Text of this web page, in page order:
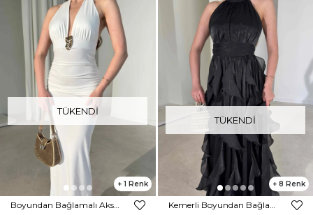
TÜKENDI
1
Boyundan Bağlamalı Aksesuarlı Beyaz Zander Kadın Elbise 26Y203
TÜKENDI
8
Kemerli Boyundan Bağlamalı Maxi Siyah Preston Kadın Elbise 26Y211